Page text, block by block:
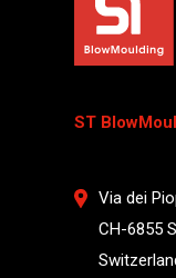
ST
Via dei
CH-6855